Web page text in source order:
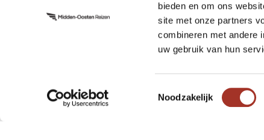
bieden en om ons
site met onze partners
combineren met andere
uw gebruik van hun
Toestemmingsselectie
Noodzakelijk
Bel ons op +31 (0)73 22 00 553